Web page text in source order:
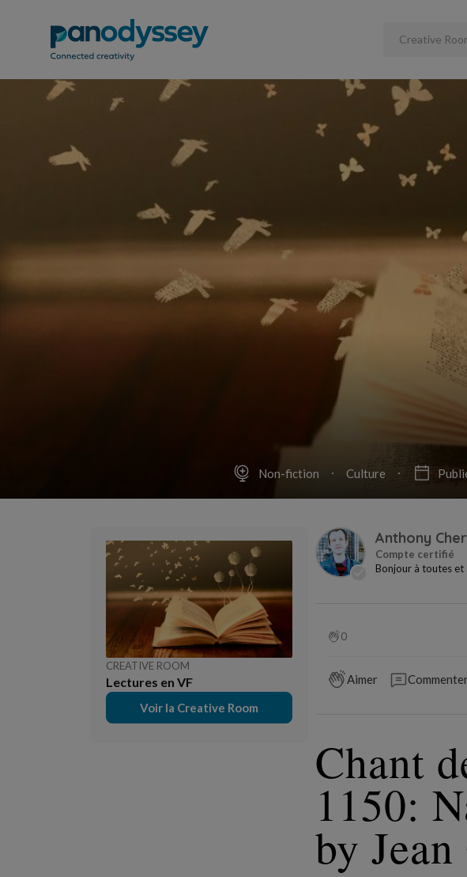
Non-fiction Culture
CREATIVE ROOM
Lectures en VF
Voir la Creative Room
Anthony
Bonjour à toutes et
0
Aimer
Chant
1150:
by